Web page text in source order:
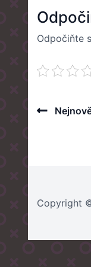
Odpočiňte
Post
Previous
Copyright